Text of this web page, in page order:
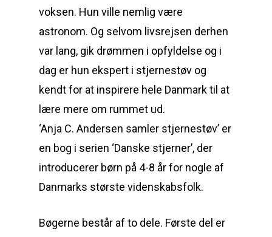
voksen. Hun ville nemlig være
astronom. Og selvom livsrejsen derhen
var lang, gik drømmen i opfyldelse og i
dag er hun ekspert i stjernestøv og
kendt for at inspirere hele Danmark til at
lære mere om rummet ud.
‘Anja C. Andersen samler stjernestøv’ er
en bog i serien ‘Danske stjerner’, der
introducerer børn på 4-8 år for nogle af
Danmarks største videnskabsfolk.
Bøgerne består af to dele. Første del er